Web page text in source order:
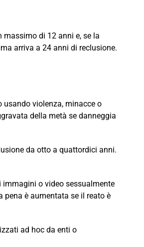
di 12 anni e, se la
arriva a 24 anni di reclusione.
usando violenza, minacce o
della metà se danneggia
da otto a quattordici anni.
o video sessualmente
pena è aumentata se il reato è
ad hoc da enti o